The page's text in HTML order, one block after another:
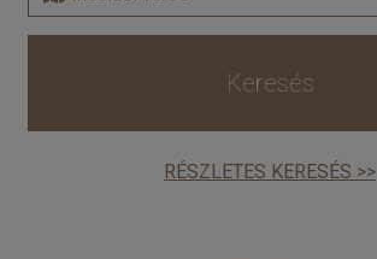
Keresés
RÉSZLETES KERESÉS >>